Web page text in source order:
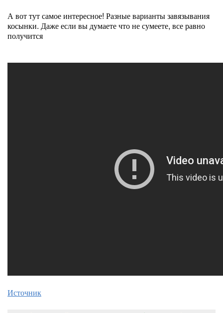
А вот тут самое интересное! Разные варианты завязывания
косынки. Даже если вы думаете что не сумеете, все равно
получится
Источник